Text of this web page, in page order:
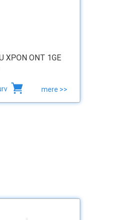
XPON ONT 1GE
mere >>